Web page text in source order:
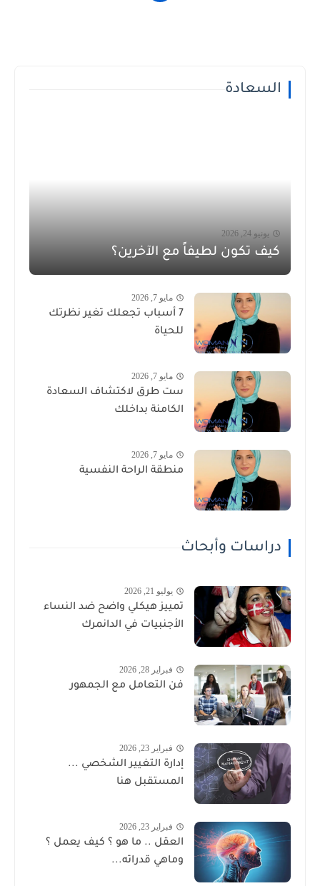
السعادة
يونيو 24, 2026
كيف تكون لطيفاً مع الآخرين؟
مايو 7, 2026
7 أسباب تجعلك تغير نظرتك
للحياة
مايو 7, 2026
ست طرق لاكتشاف السعادة
الكامنة بداخلك
مايو 7, 2026
منطقة الراحة النفسية
دراسات وأبحاث
يوليو 21, 2026
تمييز هيكلي واضح ضد النساء
الأجنبيات في الدانمرك
فبراير 28, 2026
فن التعامل مع الجمهور
فبراير 23, 2026
إدارة التغيير الشخصي ...
المستقبل هنا
فبراير 23, 2026
العقل .. ما هو ؟ كيف يعمل ؟
وماهي قدراته...